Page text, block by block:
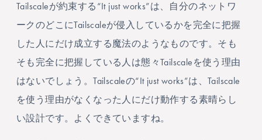
Tailscaleが約束する“It just works”は、自分のネットワ
ークのどこにTailscaleが侵入しているかを完全に把握
した人にだけ成立する魔法のようなものです。そも
そも完全に把握している人は態々Tailscaleを使う理由
はないでしょう。Tailscaleの“It just works”は、Tailscale
を使う理由がなくなった人にだけ動作する素晴らし
い設計です。よくできていますね。